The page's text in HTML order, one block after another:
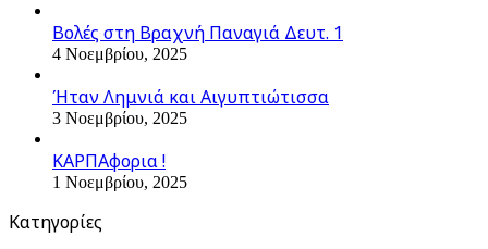
Βολές στη Βραχνή Παναγιά Δευτ. 1
4 Νοεμβρίου, 2025
Ήταν Λημνιά και Αιγυπτιώτισσα
3 Νοεμβρίου, 2025
ΚΑΡΠΑφορια !
1 Νοεμβρίου, 2025
Kατηγορίες